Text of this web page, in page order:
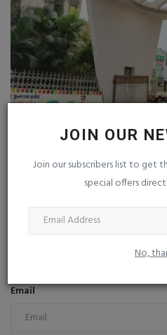
JOIN OUR
Join our subscribers list to get
special offers
No,
મ્યુની. તંત્રની ગુનાહિત
Email